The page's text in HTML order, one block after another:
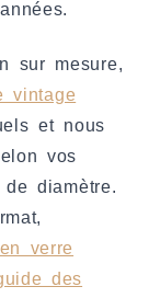
sur mesure,
vintage
et nous
vos
diamètre.
verre
des